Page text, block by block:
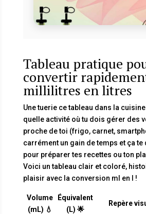
Tableau pratique
convertir
millilitres en litres
Une tuerie ce tableau dans la
quelle activité où tu dois gérer des
proche de toi (frigo, carnet,
carrément un gain de temps et ça te
pour préparer tes recettes ou ton
Voici un tableau clair et coloré,
plaisir avec la conversion ml en l !
Volume
(mL) 💧
Équivalent
(L) 🌟
Repère